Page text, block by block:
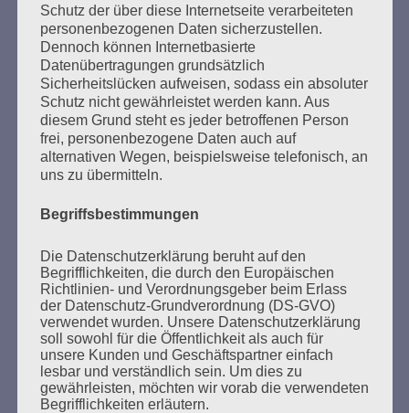
SUCHEN
NACH:
MARATHONLESUNG AUS DEN
VERBRANNTEN BÜCHERN
Schutz der über diese Internetseite verarbeiteten
personenbezogenen Daten sicherzustellen.
Dennoch können Internetbasierte
Datenübertragungen grundsätzlich
Sicherheitslücken aufweisen, sodass ein absoluter
Schutz nicht gewährleistet werden kann. Aus
diesem Grund steht es jeder betroffenen Person
frei, personenbezogene Daten auch auf
alternativen Wegen, beispielsweise telefonisch, an
uns zu übermitteln.
Begriffsbestimmungen
Die Datenschutzerklärung beruht auf den
Begrifflichkeiten, die durch den Europäischen
Richtlinien- und Verordnungsgeber beim Erlass
der Datenschutz-Grundverordnung (DS-GVO)
verwendet wurden. Unsere Datenschutzerklärung
soll sowohl für die Öffentlichkeit als auch für
unsere Kunden und Geschäftspartner einfach
lesbar und verständlich sein. Um dies zu
gewährleisten, möchten wir vorab die verwendeten
Begrifflichkeiten erläutern.